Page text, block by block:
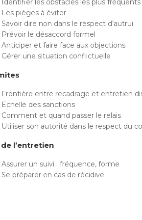
Identifier les obstacles les plus fréquents
Les pièges à éviter
Savoir dire non dans le respect d’autrui
Prévoir le désaccord formel
Anticiper et faire face aux objections
Gérer une situation conflictuelle
Frontière entre recadrage et entretien
Echelle des sanctions
Comment et quand passer le relais
Utiliser son autorité dans le respect du
de l’entretien
Assurer un suivi : fréquence, forme
Se préparer en cas de récidive